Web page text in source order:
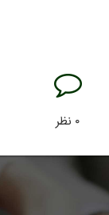
۰ نظر